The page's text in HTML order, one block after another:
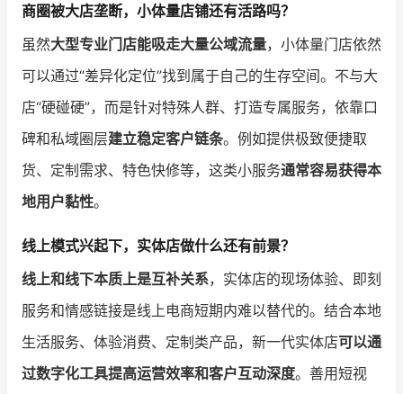
商圈被大店垄断，小体量店铺还有活路吗？
虽然大型专业门店能吸走大量公域流量，小体量门店依然
可以通过“差异化定位”找到属于自己的生存空间。不与大
店“硬碰硬”，而是针对特殊人群、打造专属服务，依靠口
碑和私域圈层建立稳定客户链条。例如提供极致便捷取
货、定制需求、特色快修等，这类小服务通常容易获得本
地用户黏性。
线上模式兴起下，实体店做什么还有前景？
线上和线下本质上是互补关系，实体店的现场体验、即刻
服务和情感链接是线上电商短期内难以替代的。结合本地
生活服务、体验消费、定制类产品，新一代实体店可以通
过数字化工具提高运营效率和客户互动深度。善用短视